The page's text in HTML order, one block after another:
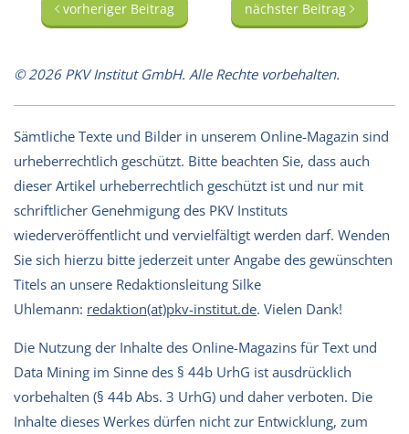
vorheriger Beitrag nächster Beitrag
© 2026 PKV Institut GmbH. Alle Rechte vorbehalten.
Sämtliche Texte und Bilder in unserem Online-Magazin sind
urheberrechtlich geschützt. Bitte beachten Sie, dass auch
dieser Artikel urheberrechtlich geschützt ist und nur mit
schriftlicher Genehmigung des PKV Instituts
wiederveröffentlicht und vervielfältigt werden darf. Wenden
Sie sich hierzu bitte jederzeit unter Angabe des gewünschten
Titels an unsere Redaktionsleitung Silke
Uhlemann: redaktion(at)pkv-institut.de. Vielen Dank!
Die Nutzung der Inhalte des Online-Magazins für Text und
Data Mining im Sinne des § 44b UrhG ist ausdrücklich
vorbehalten (§ 44b Abs. 3 UrhG) und daher verboten. Die
Inhalte dieses Werkes dürfen nicht zur Entwicklung, zum